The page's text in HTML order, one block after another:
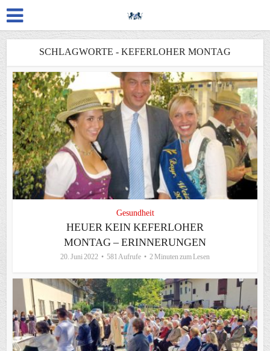
SCHLAGWORTE - KEFERLOHER MONTAG
Gesundheit
HEUER KEIN KEFERLOHER
MONTAG – ERINNERUNGEN
20. Juni 2022 581 Aufrufe 2 Minuten zum Lesen